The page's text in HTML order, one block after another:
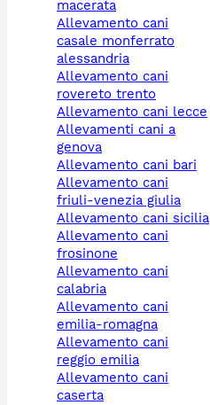
macerata
allevamento cani
casale monferrato
alessandria
allevamento cani
rovereto trento
allevamento cani lecce
allevamenti cani a
genova
allevamento cani bari
allevamento cani
friuli-venezia giulia
allevamento cani sicilia
allevamento cani
frosinone
allevamento cani
calabria
allevamento cani
emilia-romagna
allevamento cani
reggio emilia
allevamento cani
caserta